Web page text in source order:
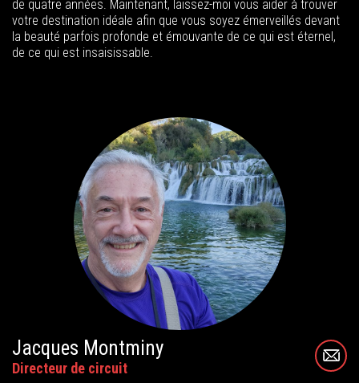
de quatre années. Maintenant, laissez-moi vous aider à trouver
votre destination idéale afin que vous soyez émerveillés devant
la beauté parfois profonde et émouvante de ce qui est éternel,
de ce qui est insaisissable.
Jacques Montminy
Directeur de circuit